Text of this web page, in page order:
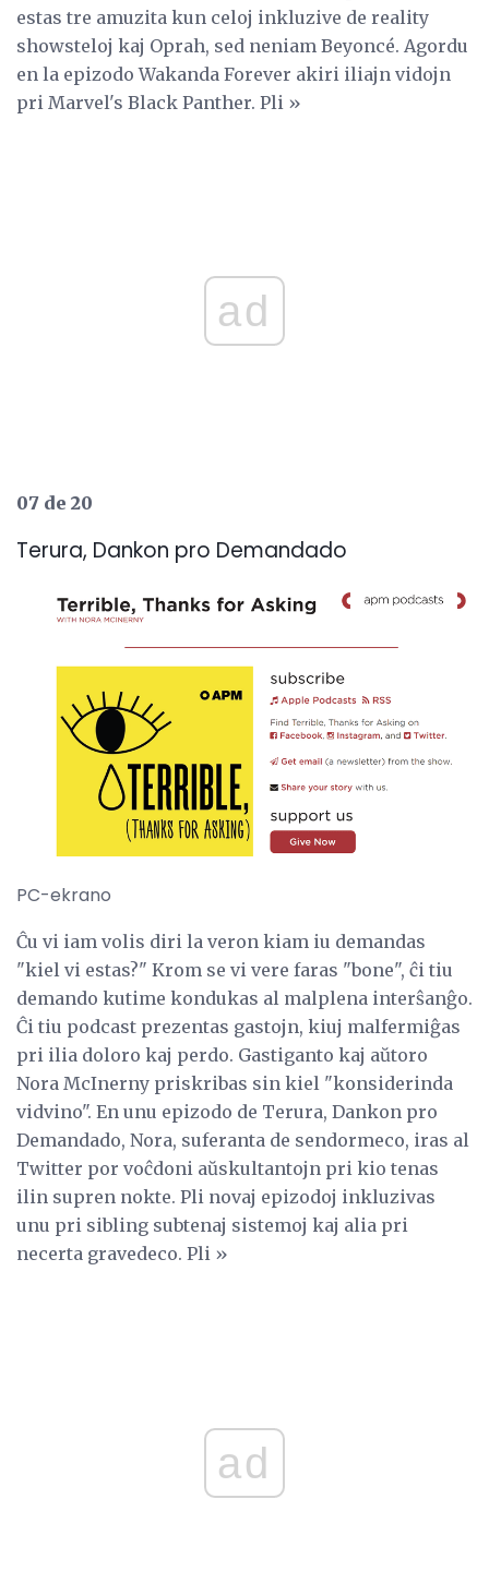
estas tre amuzita kun celoj inkluzive de reality
showsteloj kaj Oprah, sed neniam Beyoncé. Agordu
en la epizodo Wakanda Forever akiri iliajn vidojn
pri Marvel's Black Panther. Pli »
ad
07 de 20
Terura, Dankon pro Demandado
PC-ekrano
Ĉu vi iam volis diri la veron kiam iu demandas
"kiel vi estas?" Krom se vi vere faras "bone", ĉi tiu
demando kutime kondukas al malplena interŝanĝo.
Ĉi tiu podcast prezentas gastojn, kiuj malfermiĝas
pri ilia doloro kaj perdo. Gastiganto kaj aŭtoro
Nora McInerny priskribas sin kiel "konsiderinda
vidvino". En unu epizodo de Terura, Dankon pro
Demandado, Nora, suferanta de sendormeco, iras al
Twitter por voĉdoni aŭskultantojn pri kio tenas
ilin supren nokte. Pli novaj epizodoj inkluzivas
unu pri sibling subtenaj sistemoj kaj alia pri
necerta gravedeco. Pli »
ad